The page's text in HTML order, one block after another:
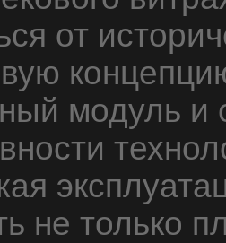
от
модуль и
не только